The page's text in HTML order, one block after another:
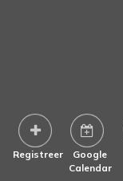
Registreer
Google
Calendar